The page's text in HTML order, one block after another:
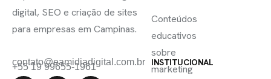
digital, SEO e criação de sites
para empresas em Campinas.
contato@eamidiadigital.com.br
+55 19 99655-1961 INSTITUCIONAL
Conteúdos
educativos
sobre
marketing